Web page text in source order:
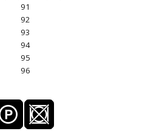
91
92
93
94
95
96